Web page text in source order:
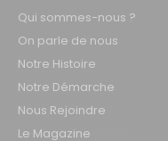
Qui sommes-nous ?
On parle de nous
Notre Histoire
Notre Démarche
Nous Rejoindre
Le Magazine